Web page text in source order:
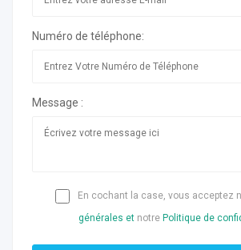
Numéro de téléphone:
Message :
En cochant la case, vous acceptez
générales et notre Politique de